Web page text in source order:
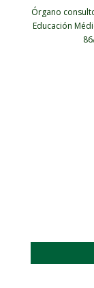
Órgano
Educación